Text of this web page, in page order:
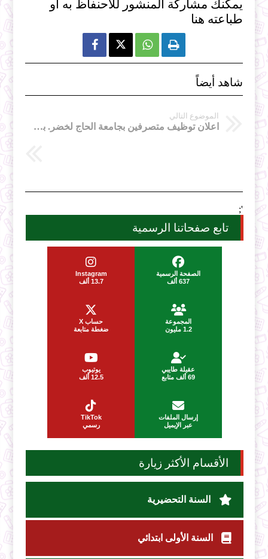
يمكنك مشاركة المنشور للاحنفاظ به او
طباعته هنا
  
شاهد أيضاً
الموضوع التالي
اعلان توظيف متصرفين بجامعة الحاج لخضر. باتنة
';
تابع صفحاتنا الرسمية
الصفحة الرسمية
637 ألف
Instagram
13.7 ألف
المجموعة
1.2 مليون
حساب X
ضغطة متابعة
عقيلة طايبي
69 ألف متابع
يوتيوب
12.5 ألف
إرسال الملفات
عبر الإيميل
TikTok
رسمي
الأقسام الأكثر زيارة
السنة التحضيرية
السنة الأولى ابتدائي